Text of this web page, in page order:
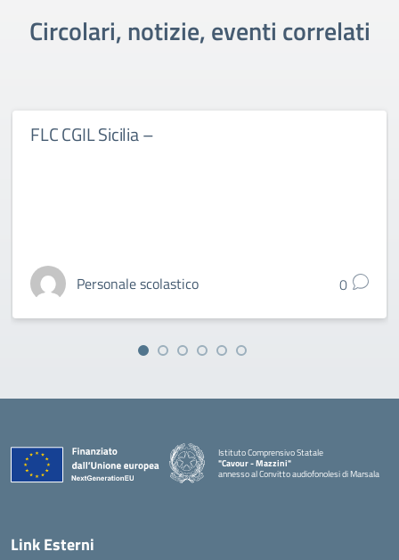
Circolari, notizie, eventi correlati
FLC CGIL Sicilia –
Personale scolastico 0
Istituto Comprensivo Statale
"Cavour - Mazzini"
annesso al Convitto audiofonolesi di Marsala
Link Esterni